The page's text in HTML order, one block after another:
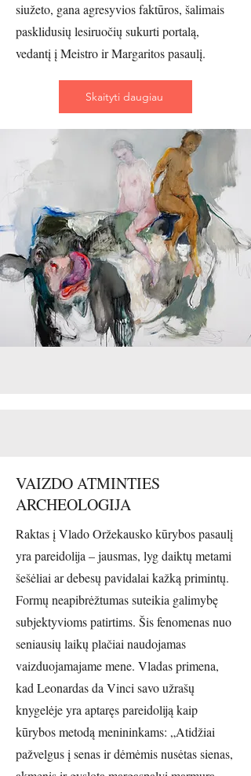
siužeto, gana agresyvios faktūros, šalimais
pasklidusių lesiruočių sukurti portalą,
vedantį į Meistro ir Margaritos pasaulį.
Skaityti daugiau
VAIZDO ATMINTIES
ARCHEOLOGIJA
Raktas į Vlado Oržekausko kūrybos pasaulį
yra pareidolija – jausmas, lyg daiktų metami
šešėliai ar debesų pavidalai kažką primintų.
Formų neapibrėžtumas suteikia galimybę
subjektyvioms patirtims. Šis fenomenas nuo
seniausių laikų plačiai naudojamas
vaizduojamajame mene. Vladas primena,
kad Leonardas da Vinci savo užrašų
knygelėje yra aptaręs pareidoliją kaip
kūrybos metodą menininkams: „Atidžiai
pažvelgus į senas ir dėmėmis nusėtas sienas,